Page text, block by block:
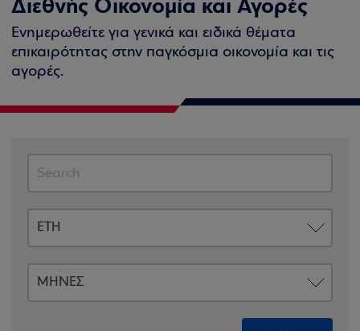
Διεθνής Οικονομία και Αγορές
Ενημερωθείτε για γενικά και ειδικά θέματα
επικαιρότητας στην παγκόσμια οικονομία και τις
αγορές.